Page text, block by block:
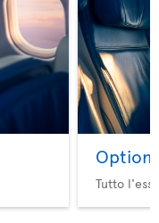
Option
Tutto